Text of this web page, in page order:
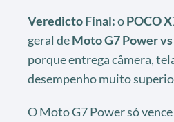
Veredicto Final:oPOCO
geral deMoto G7 Power
porque entrega câmera,
desempenho muito
O Moto G7 Power só